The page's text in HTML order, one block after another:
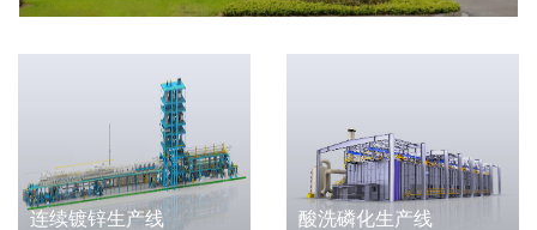
连续镀锌生产线 酸洗磷化生产线